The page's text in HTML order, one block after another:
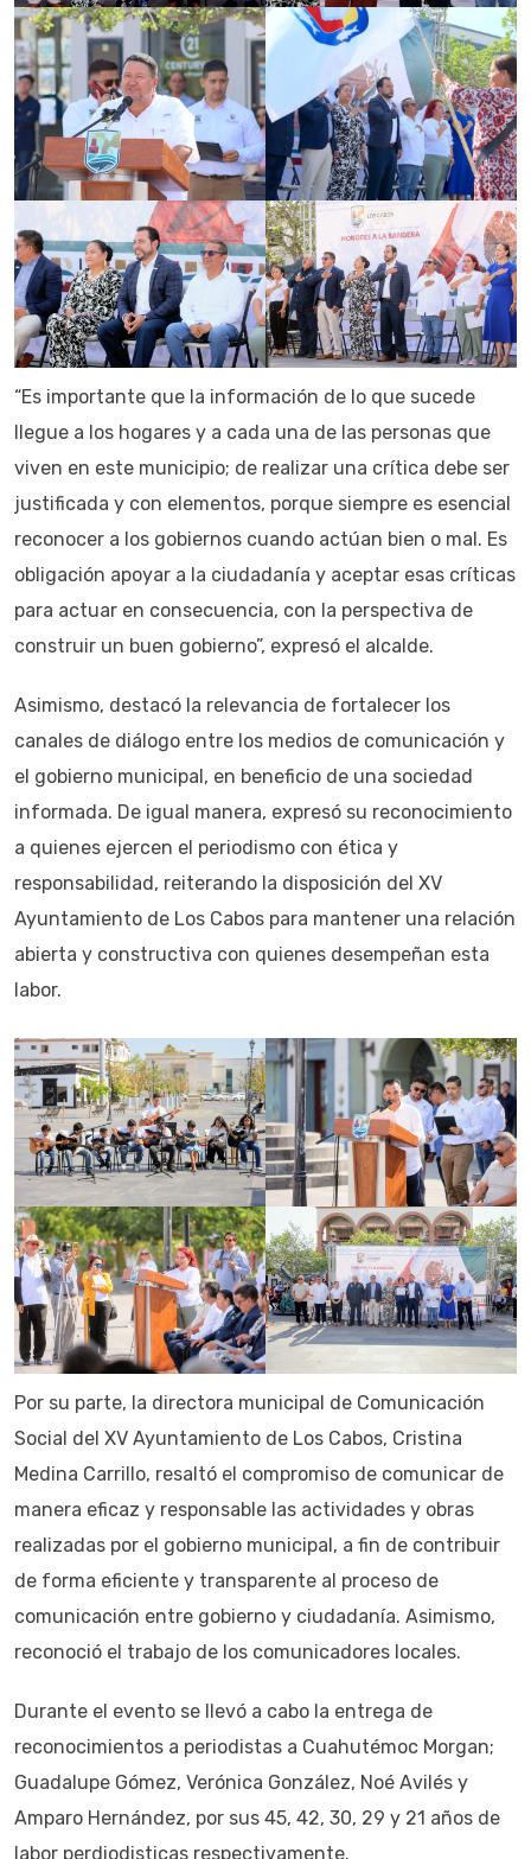
“Es importante que la información de lo que sucede
llegue a los hogares y a cada una de las personas que
viven en este municipio; de realizar una crítica debe ser
justificada y con elementos, porque siempre es esencial
reconocer a los gobiernos cuando actúan bien o mal. Es
obligación apoyar a la ciudadanía y aceptar esas críticas
para actuar en consecuencia, con la perspectiva de
construir un buen gobierno”, expresó el alcalde.
Asimismo, destacó la relevancia de fortalecer los
canales de diálogo entre los medios de comunicación y
el gobierno municipal, en beneficio de una sociedad
informada. De igual manera, expresó su reconocimiento
a quienes ejercen el periodismo con ética y
responsabilidad, reiterando la disposición del XV
Ayuntamiento de Los Cabos para mantener una relación
abierta y constructiva con quienes desempeñan esta
labor.
Por su parte, la directora municipal de Comunicación
Social del XV Ayuntamiento de Los Cabos, Cristina
Medina Carrillo, resaltó el compromiso de comunicar de
manera eficaz y responsable las actividades y obras
realizadas por el gobierno municipal, a fin de contribuir
de forma eficiente y transparente al proceso de
comunicación entre gobierno y ciudadanía. Asimismo,
reconoció el trabajo de los comunicadores locales.
Durante el evento se llevó a cabo la entrega de
reconocimientos a periodistas a Cuahutémoc Morgan;
Guadalupe Gómez, Verónica González, Noé Avilés y
Amparo Hernández, por sus 45, 42, 30, 29 y 21 años de
labor perdiodisticas respectivamente.